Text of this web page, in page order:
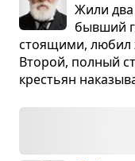
Жили
быв­ший
сто­я­щими, любил
Вто­рой, пол­ный
кре­стьян